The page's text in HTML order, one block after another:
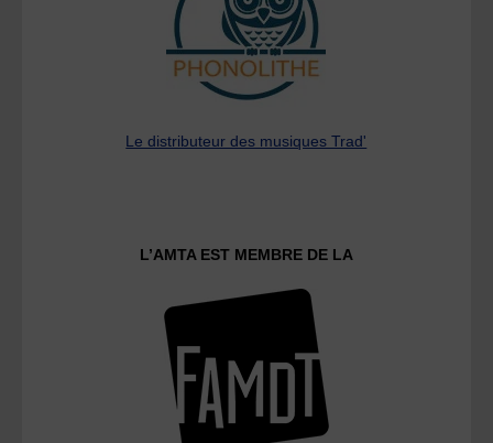
Le distributeur des musiques Trad'
L’AMTA EST MEMBRE DE LA